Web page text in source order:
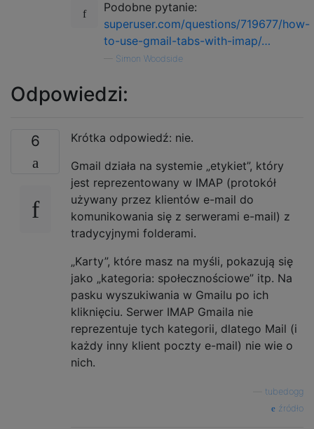
Podobne pytanie:
superuser.com/questions/719677/how-
to-use-gmail-tabs-with-imap/…
Simon Woodside
Odpowiedzi:
6
Krótka odpowiedź: nie.
Gmail działa na systemie „etykiet”, który
jest reprezentowany w IMAP (protokół
używany przez klientów e-mail do
komunikowania się z serwerami e-mail) z
tradycyjnymi folderami.
„Karty”, które masz na myśli, pokazują się
jako „kategoria: społecznościowe” itp. Na
pasku wyszukiwania w Gmailu po ich
kliknięciu. Serwer IMAP Gmaila nie
reprezentuje tych kategorii, dlatego Mail (i
każdy inny klient poczty e-mail) nie wie o
nich.
tubedogg
źródło